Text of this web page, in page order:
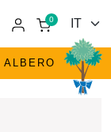
0
ALBERO